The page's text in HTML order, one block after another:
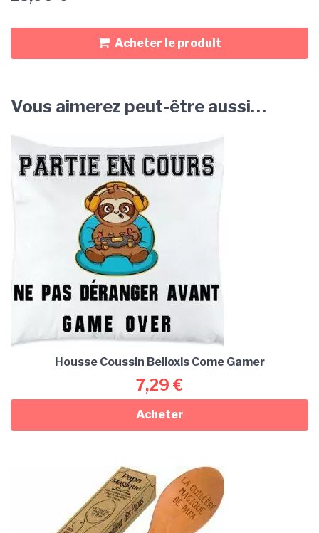
Acheter le produit
Vous aimerez peut-être aussi…
Housse Coussin Belloxis Come Gamer
7,29 €
Acheter